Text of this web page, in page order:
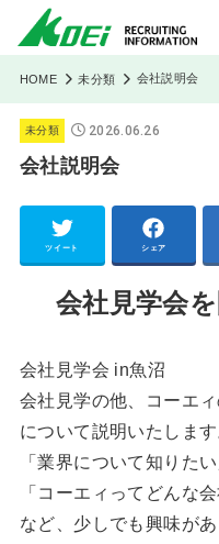
HOME 未分類 会社説明会
未分類 2026.06.26
会社説明会
ツイート シェア
会社見学会
会社見学会 in魚沼
会社見学の他、コーエ
について説明いたします
「業界について知りたい
「コーエィってどんな会
など、少しでも興味が